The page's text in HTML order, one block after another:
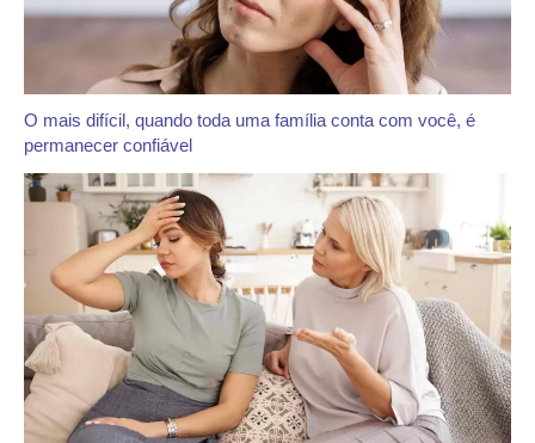
O mais difícil, quando toda uma família conta com você, é
permanecer confiável